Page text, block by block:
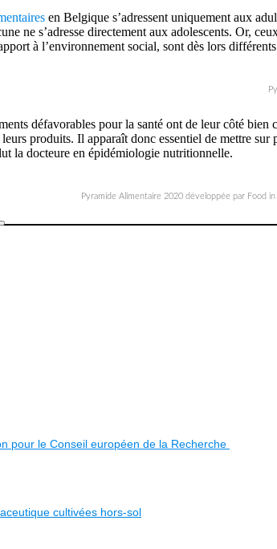
en Belgique s’adressent uniquement aux
ne s’adresse directement aux adolescents. Or,
à l’environnement social, sont dès lors
défavorables pour la santé ont de leur côté
produits. Il apparaît donc essentiel de mettre
la docteure en épidémiologie nutritionnelle.
Pyramide Alimentaire 2020 développée par Food
pour le Conseil européen de la Recherche
cultivées hors-sol